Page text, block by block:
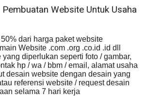
Pembuatan Website Untuk Usaha
dari harga paket website
Website .com .org .co.id .id dll
diperlukan seperti foto / gambar,
hp / wa / bbm / email, alamat usaha
desain website dengan desain yang
referensi website / request desain
selama 7 hari kerja